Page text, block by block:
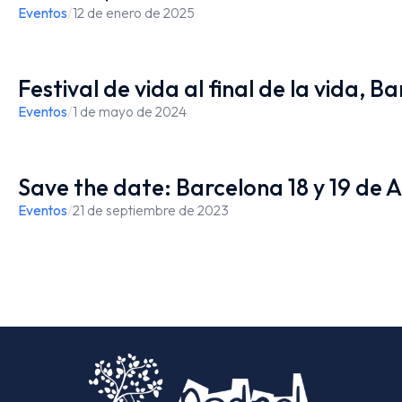
Eventos/12 de enero de 2025
Festival de vida al final de la vida,
Eventos/1 de mayo de 2024
Save the date: Barcelona 18 y 19 de
Eventos/21 de septiembre de 2023